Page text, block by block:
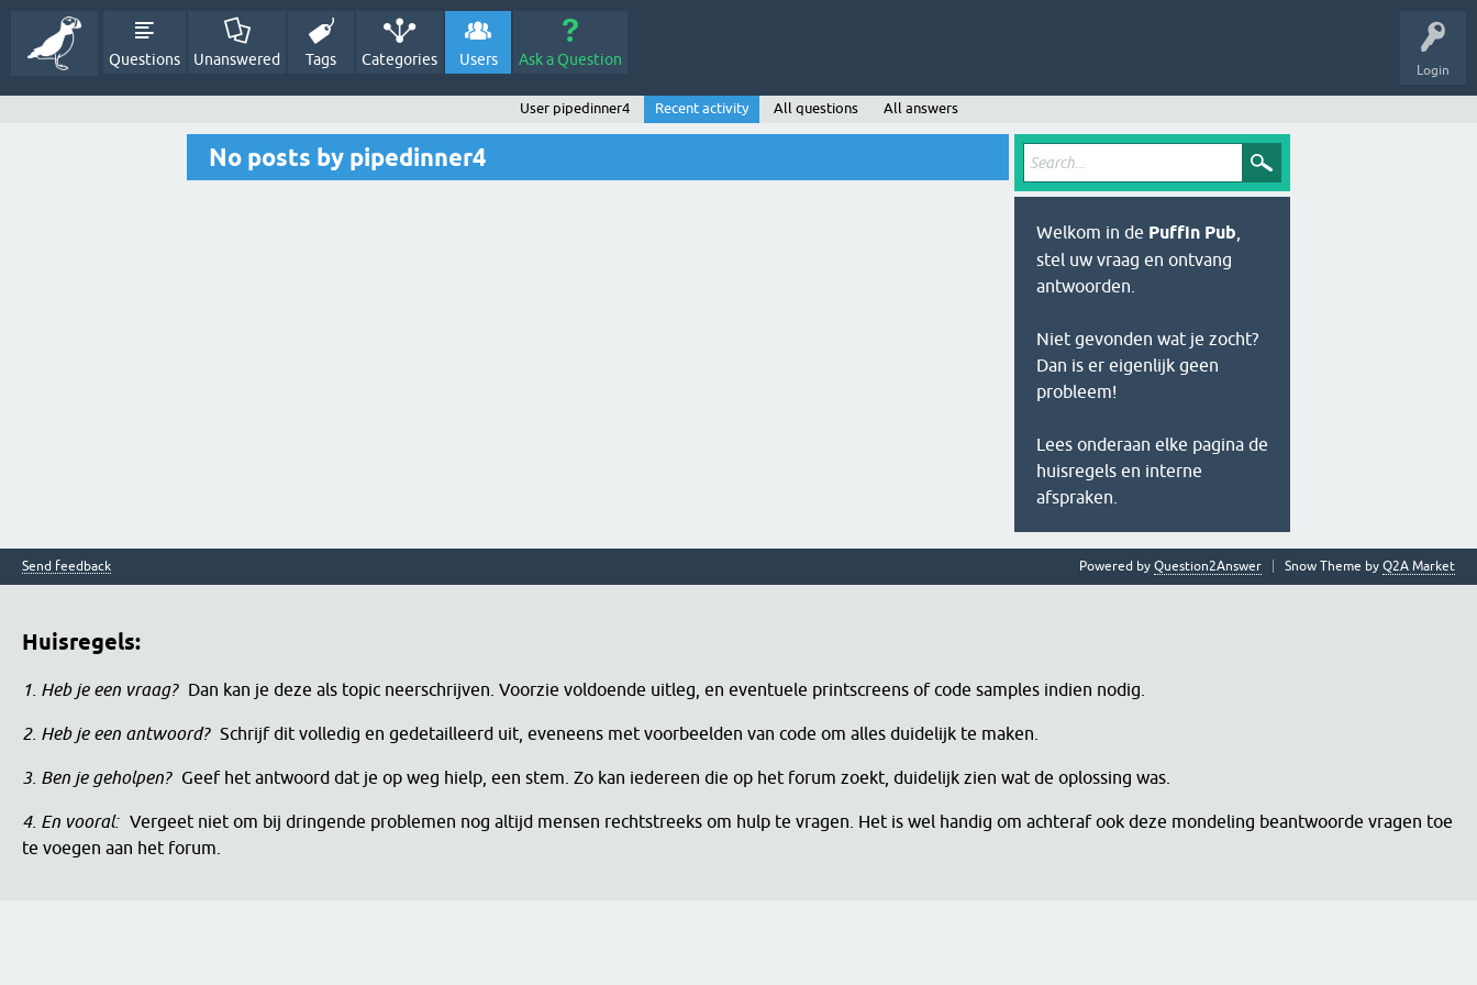
Login
Questions Unanswered Tags Categories Users Ask a Question
User pipedinner4 Recent activity All questions All answers
No posts by pipedinner4
Welkom in de Puffin Pub
stel uw vraag en ontvang
antwoorden.
Niet gevonden wat je zocht?
Dan is er eigenlijk geen
probleem!
Lees onderaan elke pagina de
huisregels en interne
afspraken.
Send feedback Snow Theme by Q2A Market
Powered by Question2Answer
Huisregels:
1. Heb je een vraag? Dan kan je deze als topic neerschrijven. Voorzie voldoende uitleg, en eventuele printscreens of code samples indien nodig.
2. Heb je een antwoord? Schrijf dit volledig en gedetailleerd uit, eveneens met voorbeelden van code om alles duidelijk te maken.
3. Ben je geholpen? Geef het antwoord dat je op weg hielp, een stem. Zo kan iedereen die op het forum zoekt, duidelijk zien wat de oplossing was.
4. En vooral: Vergeet niet om bij dringende problemen nog altijd mensen rechtstreeks om hulp te vragen. Het is wel handig om achteraf ook deze mondeling beantwoorde vragen toe
te voegen aan het forum.